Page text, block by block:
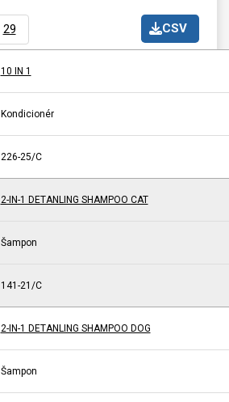
CSV
29
10 IN 1
Kondicionér
226-25/C
2-IN-1 DETANLING SHAMPOO CAT
Šampon
141-21/C
2-IN-1 DETANLING SHAMPOO DOG
Šampon